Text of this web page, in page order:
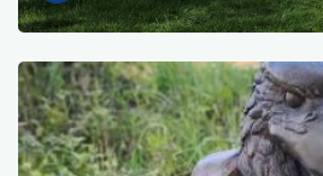
Пам'ятник
Історичні церкви
Фотографії